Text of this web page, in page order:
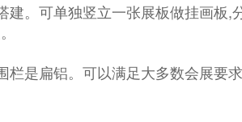
。可单独竖立一张展板做挂画
是扁铝。可以满足大多数会展要